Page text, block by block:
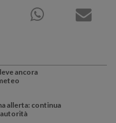
ancora
allerta: continua
autorità